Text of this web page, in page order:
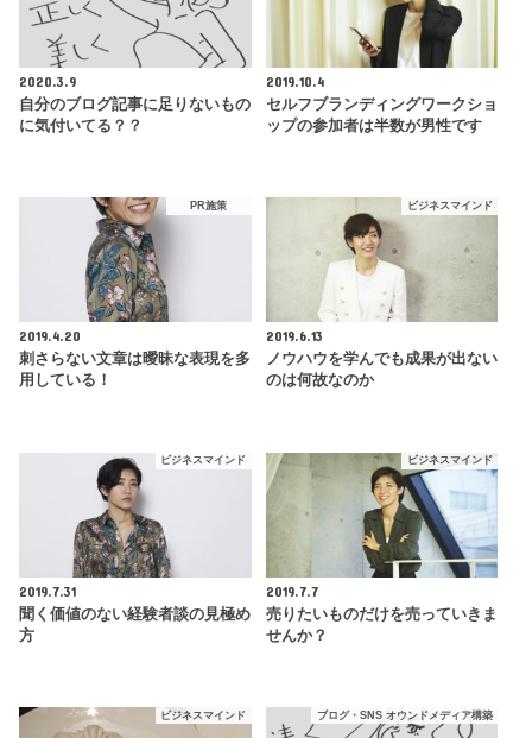
2020.3.9
自分のブログ記事に足りないもの
に気付いてる？？
2019.10.4
セルフブランディングワークショ
ップの参加者は半数が男性です
PR施策
2019.4.20
刺さらない文章は曖昧な表現を多
用している！
ビジネスマインド
2019.6.13
ノウハウを学んでも成果が出ない
のは何故なのか
ビジネスマインド
2019.7.31
聞く価値のない経験者談の見極め
方
ビジネスマインド
2019.7.7
売りたいものだけを売っていきま
せんか？
ビジネスマインド ブログ・SNS オウンドメディア構築